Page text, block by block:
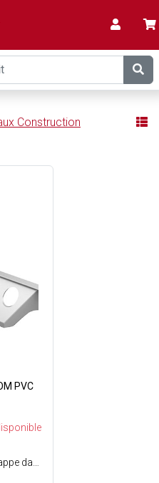
Construction
PVC